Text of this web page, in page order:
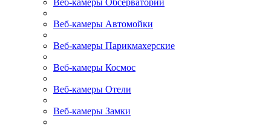
Веб-камеры Обсерватории
Веб-камеры Автомойки
Веб-камеры Парикмахерские
Веб-камеры Космос
Веб-камеры Отели
Веб-камеры Замки